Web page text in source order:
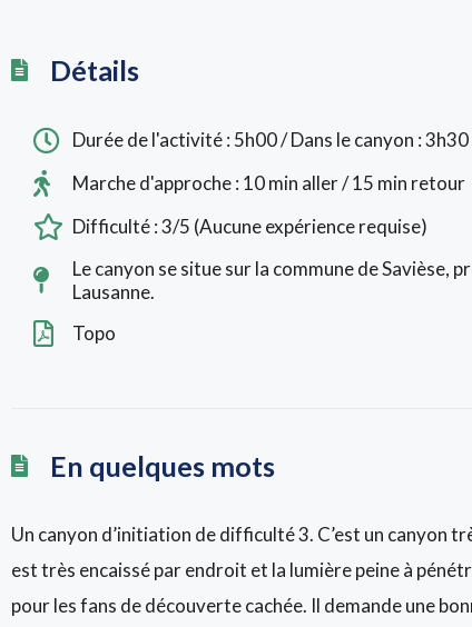
Détails
Durée de l'activité : 5h00 / Dans le canyon : 3h30
Marche d'approche : 10 min aller / 15 min retour
Difficulté : 3/5 (Aucune expérience requise)
Le canyon se situe sur la commune de Savièse,
Lausanne.
Topo
En quelques mots
Un canyon d’initiation de difficulté 3. C’est un canyon
est très encaissé par endroit et la lumière peine à
pour les fans de découverte cachée. Il demande une